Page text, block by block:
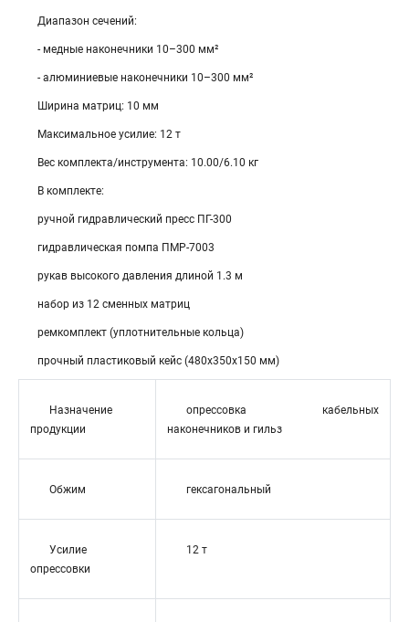
Диапазон сечений:
- медные наконечники 10–300 мм²
- алюминиевые наконечники 10–300 мм²
Ширина матриц: 10 мм
Максимальное усилие: 12 т
Вес комплекта/инструмента: 10.00/6.10 кг
В комплекте:
ручной гидравлический пресс ПГ-300
гидравлическая помпа ПМР-7003
рукав высокого давления длиной 1.3 м
набор из 12 сменных матриц
ремкомплект (уплотнительные кольца)
прочный пластиковый кейс (480х350х150 мм)
Назначение
продукции
опрессовка кабельных
наконечников и гильз
Обжим гексагональный
Усилие
опрессовки
12 т